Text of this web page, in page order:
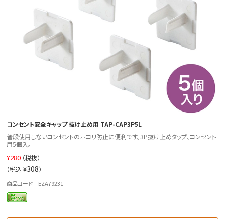
コンセント安全キャップ 抜け止め用 TAP-CAP3P5L
普段使用しないコンセントのホコリ防止に便利です。3P抜け止めタップ、コンセント
用5個入。
¥280 （税抜）
（税込 ¥308）
商品コード EZA79231